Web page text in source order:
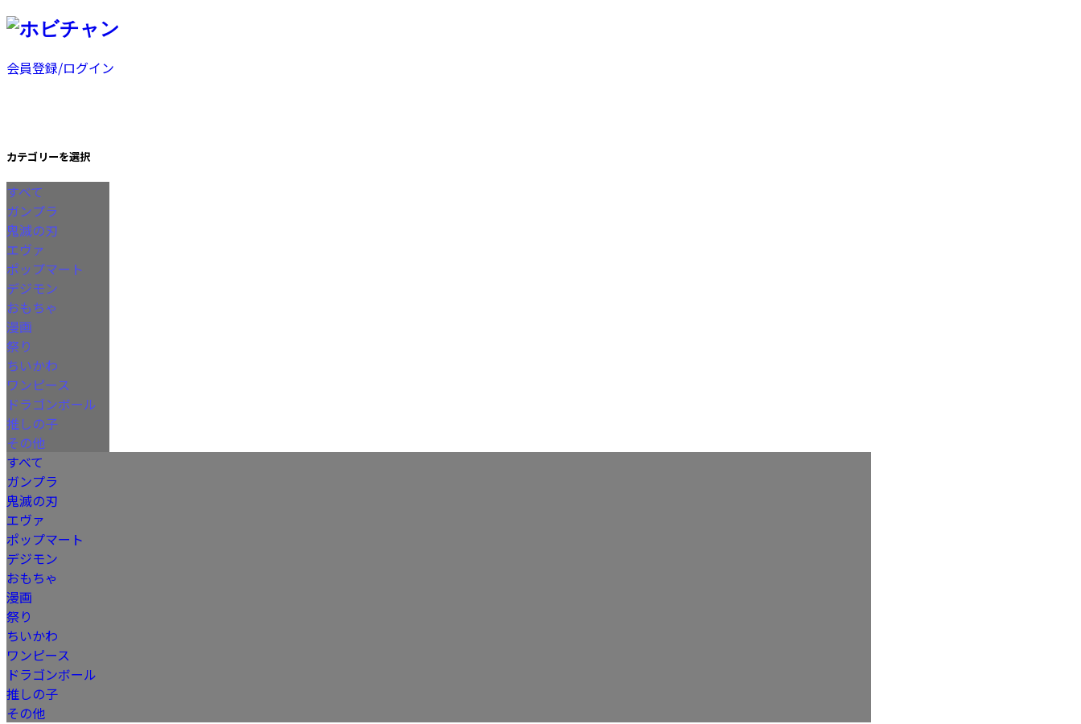
会員登録/ログイン
カテゴリーを選択
すべて
ガンプラ
鬼滅の刃
エヴァ
ポップマート
デジモン
おもちゃ
漫画
祭り
ちいかわ
ワンピース
ドラゴンボール
推しの子
その他
すべて
ガンプラ
鬼滅の刃
エヴァ
ポップマート
デジモン
おもちゃ
漫画
祭り
ちいかわ
ワンピース
ドラゴンボール
推しの子
その他